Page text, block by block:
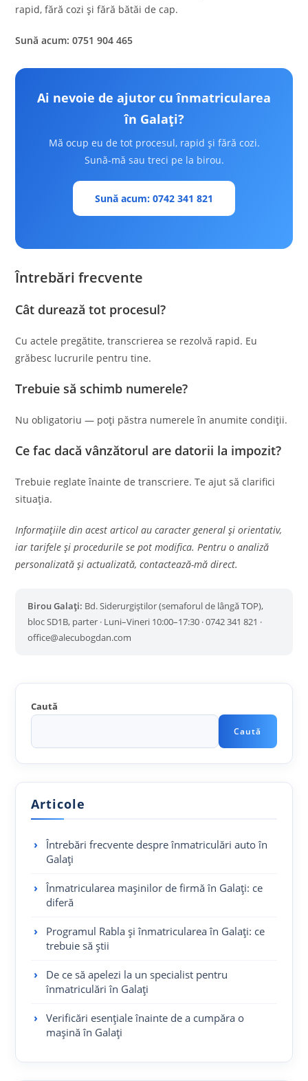
rapid, fără cozi și fără bătăi de cap.
Sună acum: 0751 904 465
Ai nevoie de ajutor cu înmatricularea
în Galați?
Mă ocup eu de tot procesul, rapid și fără cozi.
Sună-mă sau treci pe la birou.
Sună acum: 0742 341 821
Întrebări frecvente
Cât durează tot procesul?
Cu actele pregătite, transcrierea se rezolvă rapid. Eu
grăbesc lucrurile pentru tine.
Trebuie să schimb numerele?
Nu obligatoriu — poți păstra numerele în anumite condiții.
Ce fac dacă vânzătorul are datorii la impozit?
Trebuie reglate înainte de transcriere. Te ajut să clarifici
situația.
Informațiile din acest articol au caracter general și orientativ,
iar tarifele și procedurile se pot modifica. Pentru o analiză
personalizată și actualizată, contactează-mă direct.
Birou Galați: Bd. Siderurgiștilor (semaforul de lângă TOP),
bloc SD1B, parter · Luni–Vineri 10:00–17:30 · 0742 341 821 ·
office@alecubogdan.com
Caută
Caută
Articole
Întrebări frecvente despre înmatriculări auto în
Galați
Înmatricularea mașinilor de firmă în Galați: ce
diferă
Programul Rabla și înmatricularea în Galați: ce
trebuie să știi
De ce să apelezi la un specialist pentru
înmatriculări în Galați
Verificări esențiale înainte de a cumpăra o
mașină în Galați